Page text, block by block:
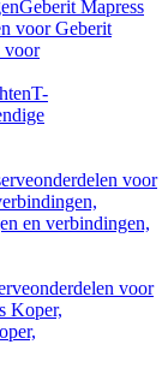
Geberit Mapress
voor Geberit
voor
T-
voor
en verbindingen,
voor
Koper,